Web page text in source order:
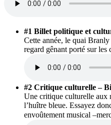
#1 Billet politique et
Cette année, le quai
regard gênant porté sur
#2 Critique culturelle –
Une critique culturelle aux
l’huître bleue. Essayez
envoûtement musical